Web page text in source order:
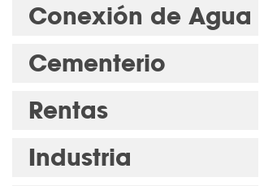
Conexión de Agua
Cementerio
Rentas
Industria